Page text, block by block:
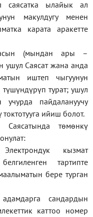
ылайык ал
макулдугу менен
карата аракетте
(мындан ары –
ушул Саясат жана анда
иштеп чыгуунун
турат; ушул
пайдалануучу
ийиш болот.
Саясатында төмөнкү
кызмат
тартипте
бере турган
сандардын
каттоо номер